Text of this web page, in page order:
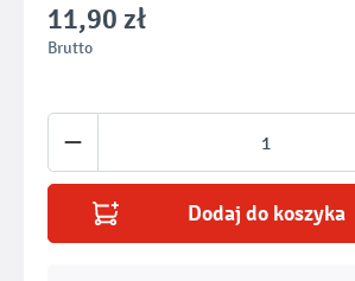
11,90 zł
Brutto
Ilość produktu: Wprowadź
Dodaj do koszyka